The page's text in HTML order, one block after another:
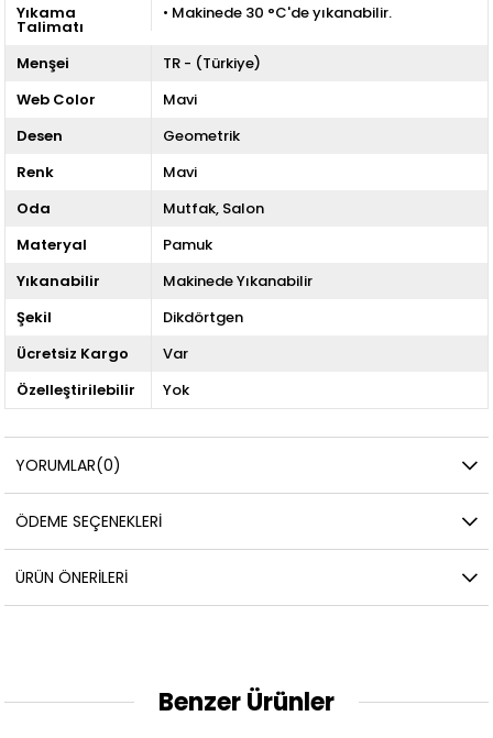
Yıkama
Talimatı
• Makinede 30 °C'de yıkanabilir.
Menşei
TR - (Türkiye)
Web Color
Mavi
Desen
Geometrik
Renk
Mavi
Oda
Mutfak Salon
Materyal
Pamuk
Yıkanabilir
Makinede Yıkanabilir
Şekil
Dikdörtgen
Ücretsiz Kargo
Var
Özelleştirilebilir
Yok
YORUMLAR(0)
ÖDEME SEÇENEKLERI
ÜRÜN ÖNERILERI
Benzer Ürünler